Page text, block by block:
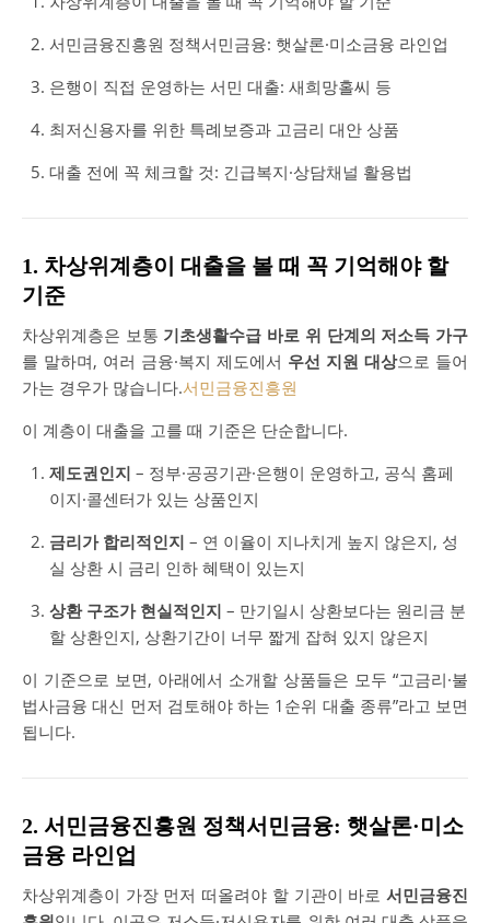
서민금융진흥원 정책서민금융: 햇살론·미소금융 라인업
은행이 직접 운영하는 서민 대출: 새희망홀씨 등
최저신용자를 위한 특례보증과 고금리 대안 상품
대출 전에 꼭 체크할 것: 긴급복지·상담채널 활용법
1. 차상위계층이 대출을 볼 때 꼭 기억해야 할
기준
차상위계층은 보통 기초생활수급 바로 위 단계의 저소득 가구
를 말하며, 여러 금융·복지 제도에서 우선 지원 대상으로 들어
가는 경우가 많습니다.서민금융진흥원
이 계층이 대출을 고를 때 기준은 단순합니다.
제도권인지 – 정부·공공기관·은행이 운영하고, 공식 홈페
이지·콜센터가 있는 상품인지
금리가 합리적인지 – 연 이율이 지나치게 높지 않은지, 성
실 상환 시 금리 인하 혜택이 있는지
상환 구조가 현실적인지 – 만기일시 상환보다는 원리금 분
할 상환인지, 상환기간이 너무 짧게 잡혀 있지 않은지
이 기준으로 보면, 아래에서 소개할 상품들은 모두 “고금리·불
법사금융 대신 먼저 검토해야 하는 1순위 대출 종류”라고 보면
됩니다.
2. 서민금융진흥원 정책서민금융: 햇살론·미소
금융 라인업
차상위계층이 가장 먼저 떠올려야 할 기관이 바로 서민금융진